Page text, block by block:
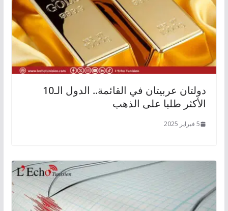
دولتان عربيتان في القائمة.. الدول الـ10
الأكثر طلبا على الذهب
5 فبراير 2025